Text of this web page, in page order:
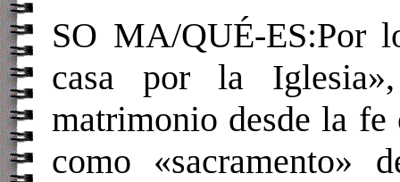
SO MA/QUÉ-ES:Por
casa por la
matrimonio desde la
como «sacramento»